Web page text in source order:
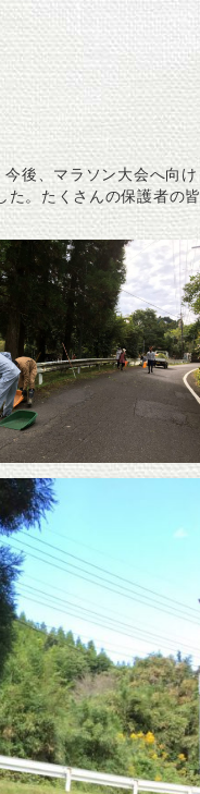
後、マラソン大会へ向け
た。たくさんの保護者の皆